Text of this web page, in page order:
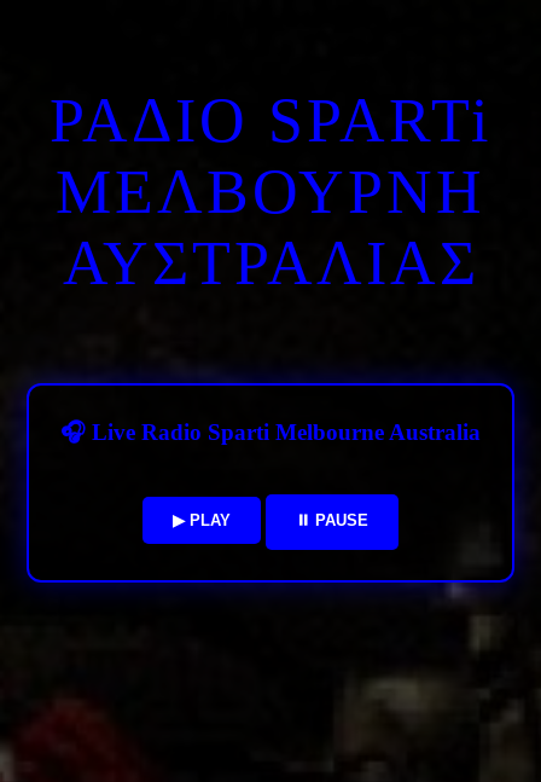
ΡΑΔΙΟ SPARTi
ΜΕΛΒΟΥΡΝΗ
ΑΥΣΤΡΑΛΙΑΣ
🎧 Live Radio Sparti Melbourne Australia
▶ PLAY ⏸ PAUSE